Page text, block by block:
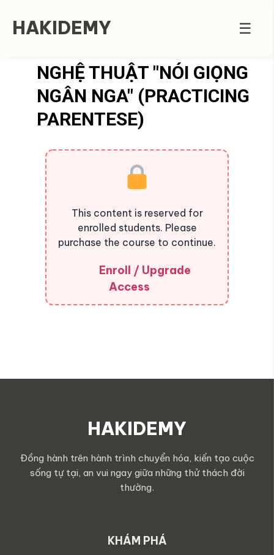
HAKIDEMY ☰
NGHỆ THUẬT "NÓI GIỌNG
NGÂN NGA" (PRACTICING
PARENTESE)
This content is reserved for
enrolled students. Please
purchase the course to continue.
Enroll / Upgrade
Access
HAKIDEMY
Đồng hành trên hành trình chuyển hóa, kiến tạo cuộc
sống tự tại, an vui ngay giữa những thử thách đời
thường.
KHÁM PHÁ